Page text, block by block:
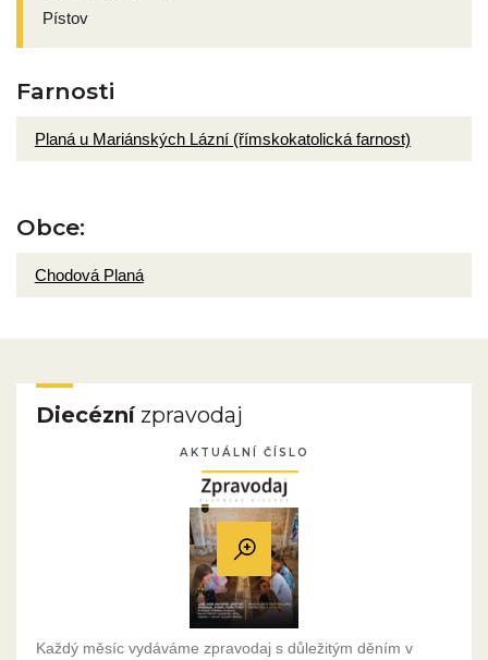
Pístov
Farnosti
Planá u Mariánských Lázní (římskokatolická farnost)
Obce:
Chodová Planá
Diecéznízpravodaj
AKTUÁLNÍ ČÍSLO
Každý měsíc vydáváme zpravodaj s důležitým děním v